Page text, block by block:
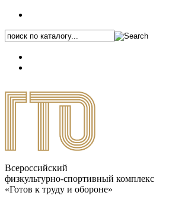
Всероссийский
физкультурно-спортивный комплекс
«Готов к труду и обороне»